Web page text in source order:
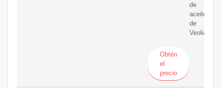
de
aceite
de
Veolia.
Obtén
el
precio